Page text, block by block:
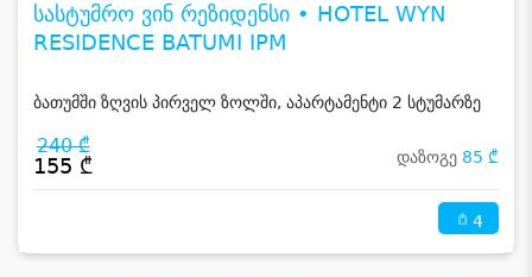
სასტუმრო ვინ რეზიდენსი • HOTEL WYN
RESIDENCE BATUMI IPM
ბათუმში ზღვის პირველ ზოლში, აპარტამენტი 2 სტუმარზე
240 ₾
155 ₾ დაზოგე 85 ₾
4